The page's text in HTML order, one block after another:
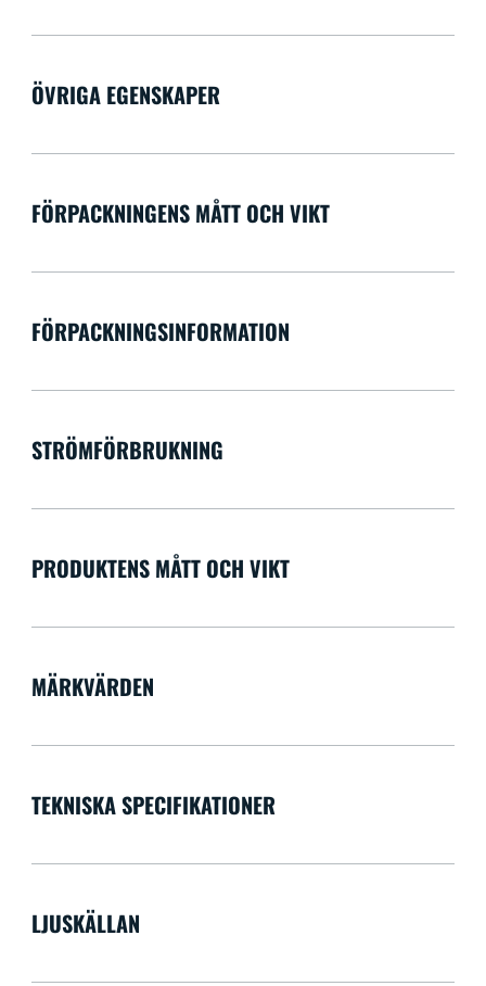
ÖVRIGA EGENSKAPER
FÖRPACKNINGENS MÅTT OCH VIKT
FÖRPACKNINGSINFORMATION
STRÖMFÖRBRUKNING
PRODUKTENS MÅTT OCH VIKT
MÄRKVÄRDEN
TEKNISKA SPECIFIKATIONER
LJUSKÄLLAN